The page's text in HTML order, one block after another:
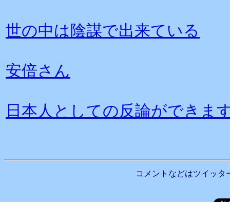
世の中は陰謀で出来ている
安倍さん
日本人としての反論ができま
コメントなどはツイッタ